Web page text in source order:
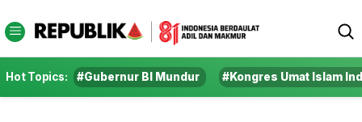
Hot Topics: #Gubernur BI Mundur #Kongres Umat Islam